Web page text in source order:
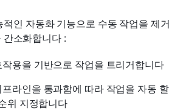
인 자동화 기능으로 수동 작업을 제거
소화합니다 :
용을 기반으로 작업을 트리거합니다
라인을 통과함에 따라 작업을 자동 할
위 지정합니다